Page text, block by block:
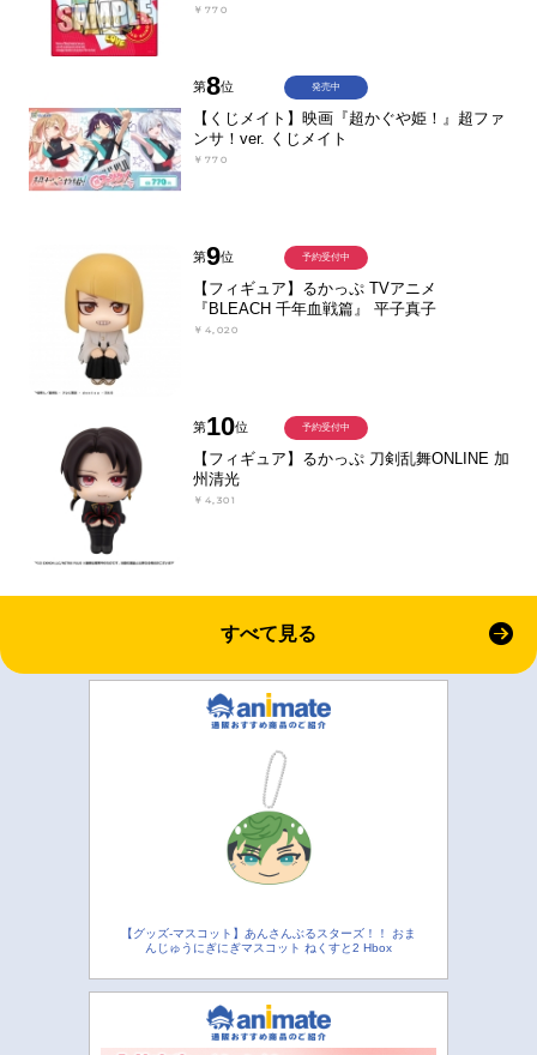
￥770
第8位
【くじメイト】映画『超かぐや姫！』超ファ
ンサ！ver. くじメイト
￥770
発売中
第9位
【フィギュア】るかっぷ TVアニメ
『BLEACH 千年血戦篇』 平子真子
￥4,020
予約受付中
第10位
【フィギュア】るかっぷ 刀剣乱舞ONLINE 加
州清光
￥4,301
予約受付中
すべて見る
【グッズ-マスコット】あんさんぶるスターズ！！ おま
んじゅうにぎにぎマスコット ねくすと2 Hbox